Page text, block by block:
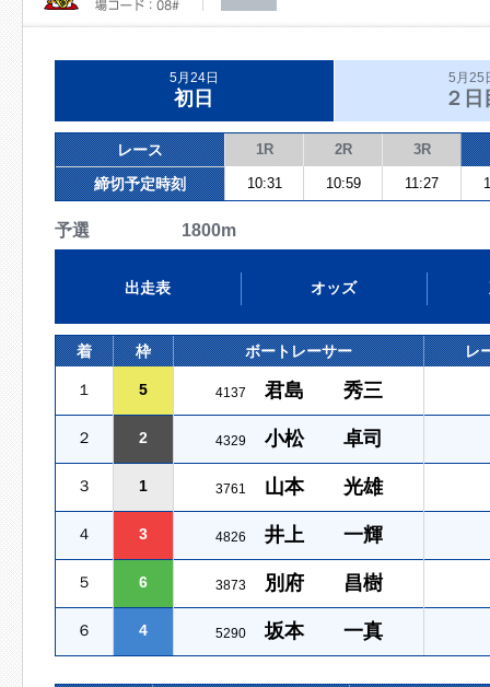
5月24日
初日
5月25
２日
レース 1R 2R 3R
締切予定時刻 10:31 10:59 11:27
予選 1800m
出走表 オッズ
着 枠 ボートレーサー レ
１ 5 4137 君島 秀三
２ 2 4329 小松 卓司
３ 1 3761 山本 光雄
４ 3 4826 井上 一輝
５ 6 3873 別府 昌樹
６ 4 5290 坂本 一真